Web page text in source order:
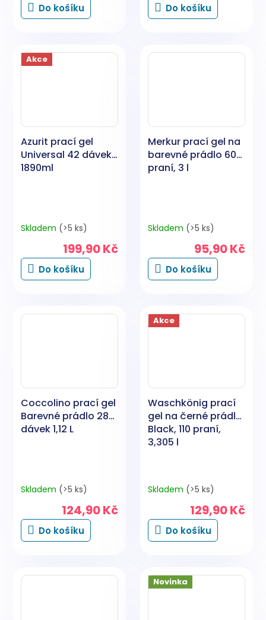
Do košíku Do košíku
Akce
Azurit prací gel
Universal 42 dávek,
1890ml
Skladem (>5 ks)
199,90 Kč
Do košíku
Merkur prací gel na
barevné prádlo 60
praní, 3 l
Skladem (>5 ks)
95,90 Kč
Do košíku
Coccolino prací gel
Barevné prádlo 28
dávek 1,12 L
Skladem (>5 ks)
124,90 Kč
Do košíku
Akce
Waschkönig prací
gel na černé prádlo
Black, 110 praní,
3,305 l
Skladem (>5 ks)
129,90 Kč
Do košíku
Novinka